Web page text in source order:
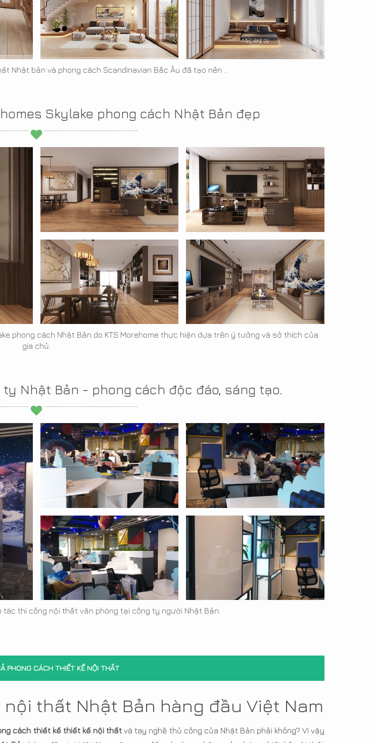
Nhật bản và phong cách Scandinavian Bắc Âu đã tạo nên ..
Skylake phong cách Nhật Bản đẹp
phong cách Nhật Bản do KTS Morehome thực hiện dựa trên ý tưởng và sở thích của
gia chủ.
Nhật Bản - phong cách độc đáo, sáng tạo.
tác thi công nội thất văn phòng tại công ty người Nhật Bản.
PHONG CÁCH THIẾT KẾ NỘI THẤT
thất Nhật Bản hàng đầu Việt Nam
cách thiết kế thiết kế nội thấtvà tay nghề thủ công của Nhật Bản phải không? Vì vậy